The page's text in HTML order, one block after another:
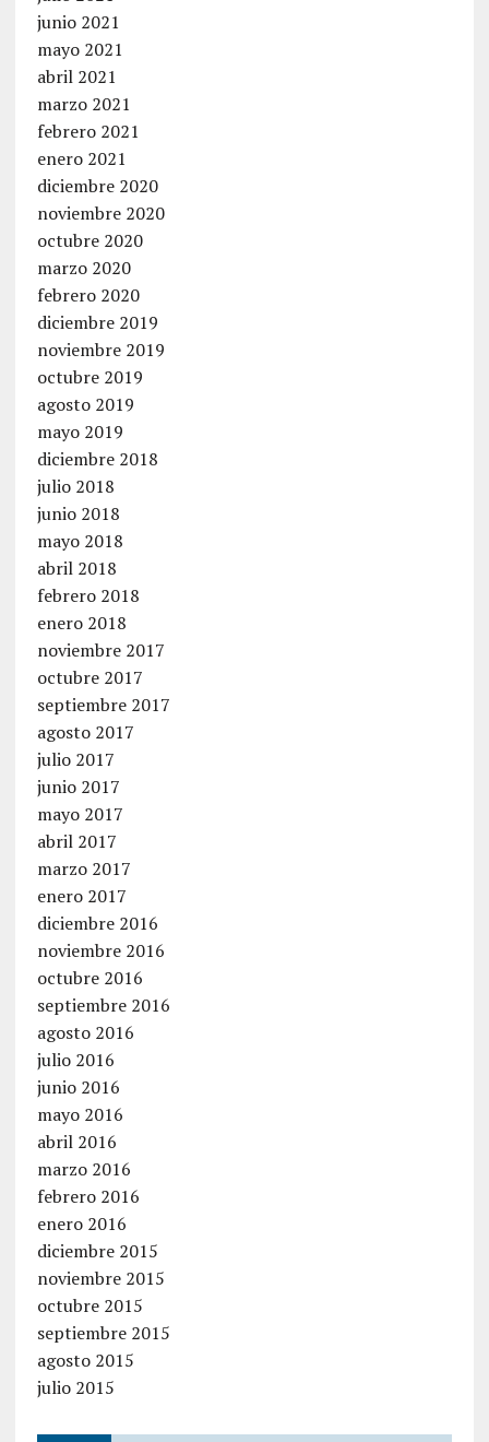
junio 2021
mayo 2021
abril 2021
marzo 2021
febrero 2021
enero 2021
diciembre 2020
noviembre 2020
octubre 2020
marzo 2020
febrero 2020
diciembre 2019
noviembre 2019
octubre 2019
agosto 2019
mayo 2019
diciembre 2018
julio 2018
junio 2018
mayo 2018
abril 2018
febrero 2018
enero 2018
noviembre 2017
octubre 2017
septiembre 2017
agosto 2017
julio 2017
junio 2017
mayo 2017
abril 2017
marzo 2017
enero 2017
diciembre 2016
noviembre 2016
octubre 2016
septiembre 2016
agosto 2016
julio 2016
junio 2016
mayo 2016
abril 2016
marzo 2016
febrero 2016
enero 2016
diciembre 2015
noviembre 2015
octubre 2015
septiembre 2015
agosto 2015
julio 2015